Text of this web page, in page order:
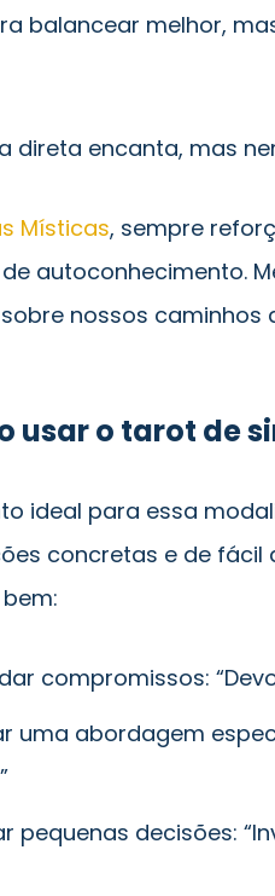
balancear melhor,
direta encanta, mas
Místicas, sempre
autoconhecimento.
nossos caminhos
usar o tarot de
ideal para essa
concretas e de fácil
compromissos:
uma abordagem
pequenas decisões: